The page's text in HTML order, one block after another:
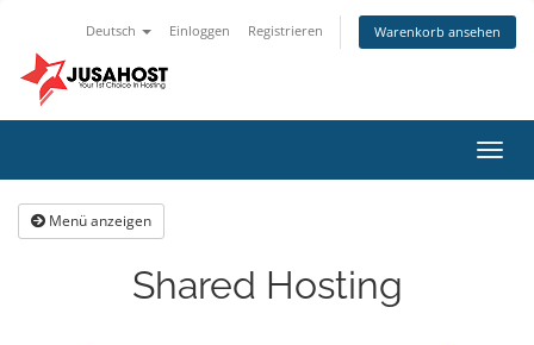
Deutsch Einloggen Registrieren Warenkorb ansehen
ein-/
Menü anzeigen
Shared Hosting